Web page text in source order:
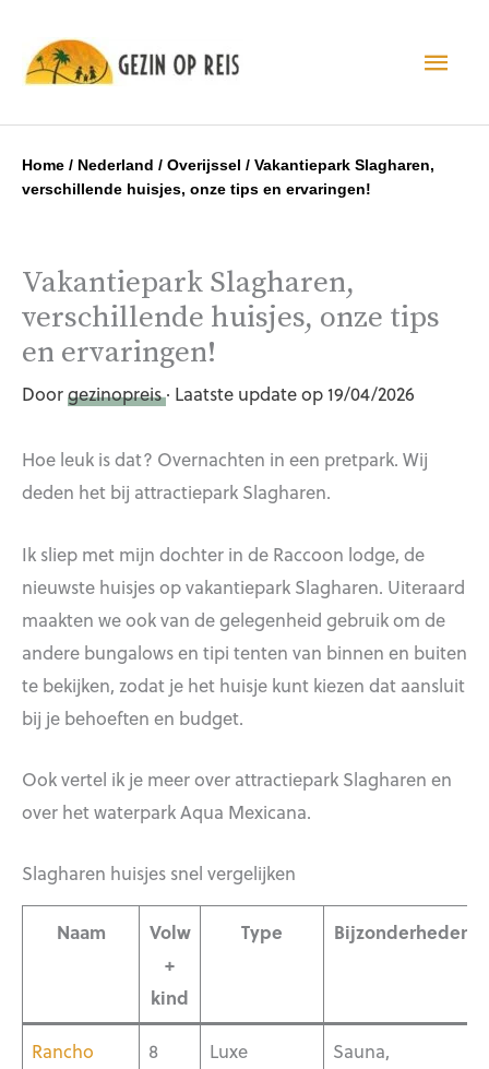
Home / Nederland / Overijssel / Vakantiepark Slagharen,
verschillende huisjes, onze tips en ervaringen!
Vakantiepark Slagharen,
verschillende huisjes, onze tips
en ervaringen!
Doorgezinopreis· Laatste update op 19/04/2026
Hoe leuk is dat? Overnachten in een pretpark. Wij
deden het bij attractiepark Slagharen.
Ik sliep met mijn dochter in de Raccoon lodge, de
nieuwste huisjes op vakantiepark Slagharen. Uiteraard
maakten we ook van de gelegenheid gebruik om de
andere bungalows en tipi tenten van binnen en buiten
te bekijken, zodat je het huisje kunt kiezen dat aansluit
bij je behoeften en budget.
Ook vertel ik je meer over attractiepark Slagharen en
over het waterpark Aqua Mexicana.
Slagharen huisjes snel vergelijken
Naam
Volw
+
kind
Type Bijzonderheden
Rancho
8 Luxe
Sauna,